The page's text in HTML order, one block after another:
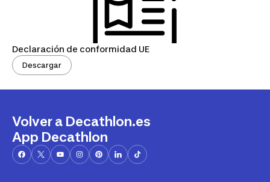
Declaración de conformidad UE
Descargar
Volver a Decathlon.es
App Decathlon